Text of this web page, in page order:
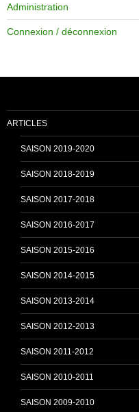
o
h
n
Administration
Connexion / déconnexion
ARTICLES
SAISON 2019-2020
SAISON 2018-2019
SAISON 2017-2018
SAISON 2016-2017
SAISON 2015-2016
SAISON 2014-2015
SAISON 2013-2014
SAISON 2012-2013
SAISON 2011-2012
SAISON 2010-2011
SAISON 2009-2010